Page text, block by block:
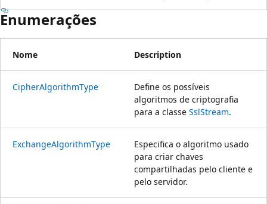
Enumerações
Nome Description
CipherAlgorithmType
Define os possíveis
algoritmos de criptografia
para a classe SslStream.
ExchangeAlgorithmType
Especifica o algoritmo usado
para criar chaves
compartilhadas pelo cliente e
pelo servidor.